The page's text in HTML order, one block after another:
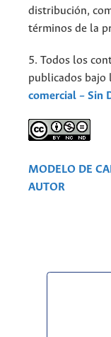
distribución,
términos de la
5. Todos los
publicados bajo
comercial – Sin
MODELO DE
AUTOR